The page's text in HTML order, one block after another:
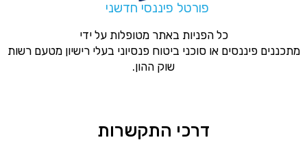
פורטל פיננסי חדשני
כל הפניות באתר מטופלות על ידי
מתכננים פיננסים או סוכני ביטוח פנסיוני בעלי רישיון מטעם רשות
שוק ההון.
דרכי התקשרות